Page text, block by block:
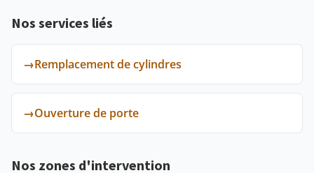
Nos services liés
→Remplacement de cylindres
→Ouverture de porte
Nos zones d'intervention